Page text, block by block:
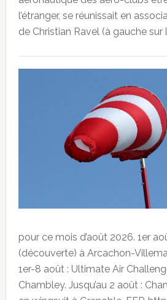
l’étranger, se réunissait en
de Christian Ravel (à gauche sur
pour ce mois d’août 2026. 1er
(découverte) à Arcachon-
1er-8 août : Ultimate Air
Chambley. Jusqu’au 2 août :